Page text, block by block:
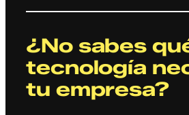
¿No sabes
tecnología
tu empresa?